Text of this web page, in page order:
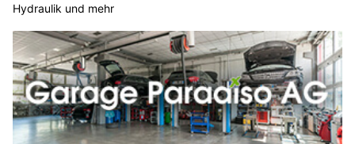
Hydraulik und mehr